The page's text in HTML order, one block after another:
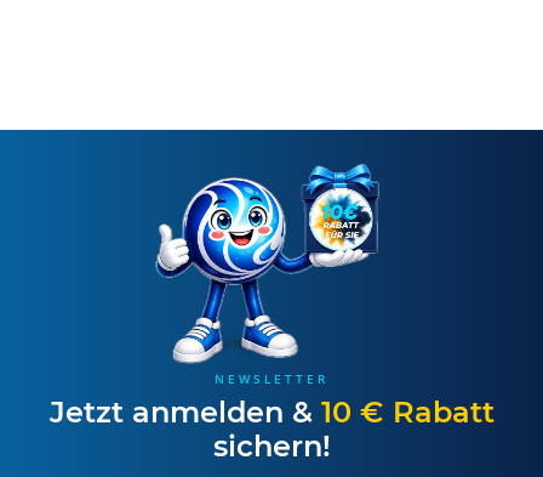
NEWSLETTER
Jetzt anmelden & 10 € Rabatt
sichern!